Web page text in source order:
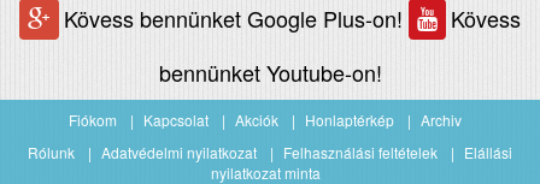
Kövess bennünket Google Plus-on!
Kövess
bennünket Youtube-on!
Fiókom Kapcsolat Akciók Honlaptérkép
Archiv
Rólunk
Adatvédelmi nyilatkozat Felhasználási feltételek
Elállási
nyilatkozat minta